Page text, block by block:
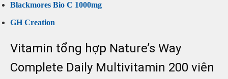
Blackmores Bio C 1000mg
GH Creation
Vitamin tổng hợp Nature’s Way
Complete Daily Multivitamin 200 viên